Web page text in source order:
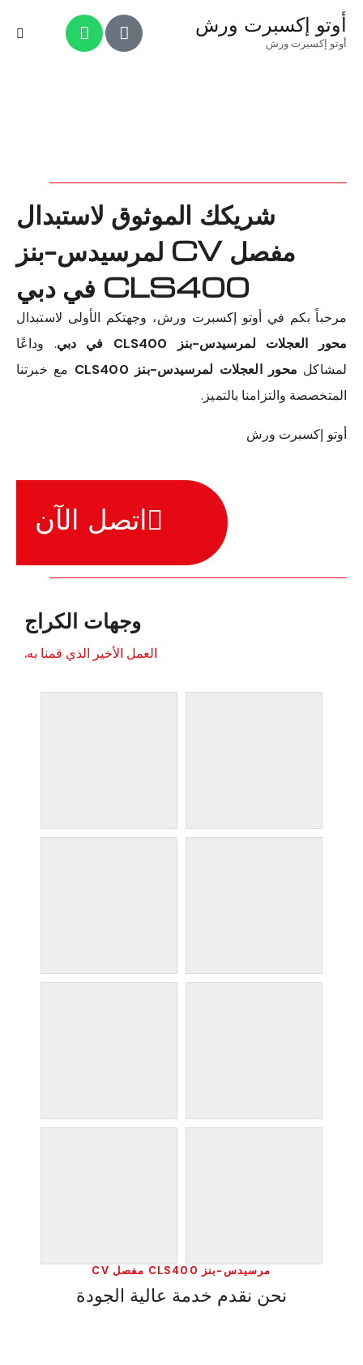
أوتو إكسبرت ورش
أوتو إكسبرت ورش
شريكك الموثوق لاستبدال
مفصل CV لمرسيدس-بنز
CLS400 في دبي
مرحباً بكم في أوتو إكسبرت ورش، وجهتكم الأولى لاستبدال
محور العجلات لمرسيدس-بنز CLS400 في دبي
. وداعًا
لمشاكل محور العجلات لمرسيدس-بنز CLS400
مع خبرتنا
المتخصصة والتزامنا بالتميز.
أوتو إكسبرت ورش
اتصل الآن
وجهات الكراج
العمل الأخير الذي قمنا به.
مرسيدس-بنز CLS400 مفصل CV
نحن نقدم خدمة عالية الجودة